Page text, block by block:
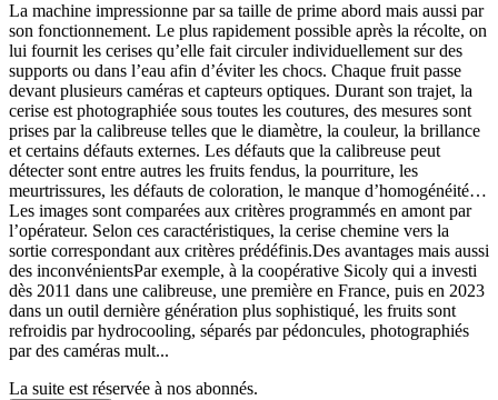
La machine impressionne par sa taille de prime abord mais aussi par
son fonctionnement. Le plus rapidement possible après la récolte, on
lui fournit les cerises qu’elle fait circuler individuellement sur des
supports ou dans l’eau afin d’éviter les chocs. Chaque fruit passe
devant plusieurs caméras et capteurs optiques. Durant son trajet, la
cerise est photographiée sous toutes les coutures, des mesures sont
prises par la calibreuse telles que le diamètre, la couleur, la brillance
et certains défauts externes. Les défauts que la calibreuse peut
détecter sont entre autres les fruits fendus, la pourriture, les
meurtrissures, les défauts de coloration, le manque d’homogénéité…
Les images sont comparées aux critères programmés en amont par
l’opérateur. Selon ces caractéristiques, la cerise chemine vers la
sortie correspondant aux critères prédéfinis.Des avantages mais aussi
des inconvénientsPar exemple, à la coopérative Sicoly qui a investi
dès 2011 dans une calibreuse, une première en France, puis en 2023
dans un outil dernière génération plus sophistiqué, les fruits sont
refroidis par hydrocooling, séparés par pédoncules, photographiés
par des caméras mult...
La suite est réservée à nos abonnés.